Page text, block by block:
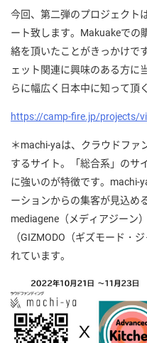
今回、第二弾のプロジェクト
ート致します。Makuakeでの
絡を頂いたことがきっかけで
ェット関連に興味のある方に
らに幅広く日本中に知って頂
https://camp-fire.jp/projects/
＊machi-yaは、クラウドファ
するサイト。「総合系」のサ
に強いのが特徴です。machi-
ーションからの集客が見込め
mediagene（メディアジーン
（GIZMODO（ギズモード・
れています。